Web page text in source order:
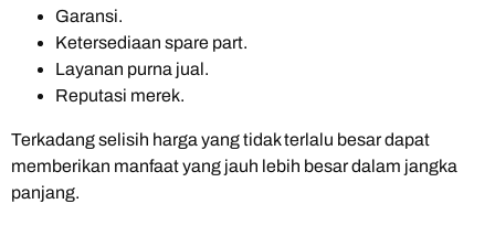
Garansi.
Ketersediaan spare part.
Layanan purna jual.
Reputasi merek.
Terkadang selisih harga yang tidak terlalu besar dapat
memberikan manfaat yang jauh lebih besar dalam jangka
panjang.